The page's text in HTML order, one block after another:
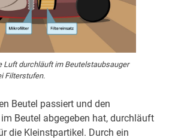
Luft durchläuft im Beutelstaubsauger
Filterstufen.
Beutel passiert und den
Beutel abgegeben hat, durchläuft
die Kleinstpartikel. Durch ein